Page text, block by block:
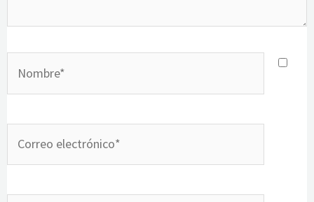
electrónico*